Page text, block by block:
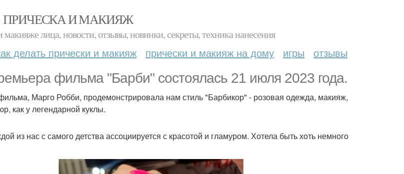
ПРИЧЕСКА И МАКИЯЖ
лица, новости, отзывы, новинки, секреты, техника нанесения
делать прически и макияж прически и макияж на дому игры отзывы
фильма "Барби" состоялась 21 июля 2023 года.
Марго Робби, продемонстрировала нам стиль "Барбикор" - розовая одежда, макияж,
как у легендарной куклы.
из нас с самого детства ассоциируется с красотой и гламуром. Хотела быть хоть немного